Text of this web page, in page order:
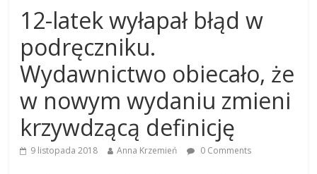
12-latek wyłapał błąd w
podręczniku.
Wydawnictwo obiecało, że
w nowym wydaniu zmieni
krzywdzącą definicję
9 listopada 2018 Anna Krzemień 0 Comments